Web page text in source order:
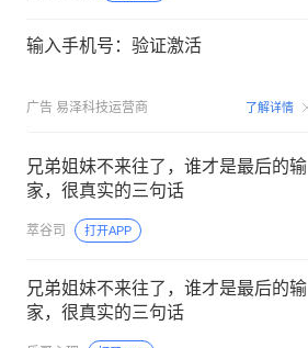
输入手机号：验证激活
广告 易泽科技运营商 了解详情
兄弟姐妹不来往了，谁才是最后的输
家，很真实的三句话
萃谷司 打开APP
兄弟姐妹不来往了，谁才是最后的输
家，很真实的三句话